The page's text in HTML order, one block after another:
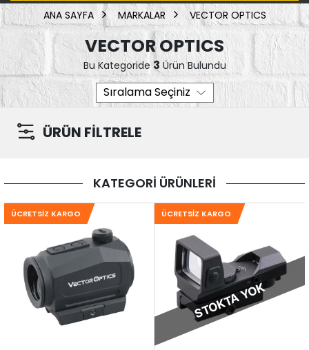
ANA SAYFA MARKALAR VECTOR OPTICS
VECTOR OPTICS
Bu Kategoride3Ürün Bulundu
ÜRÜN FİLTRELE
KATEGORİ ÜRÜNLERİ
ÜCRETSIZ KARGO
STOKTA YOK
ÜCRETSIZ KARGO